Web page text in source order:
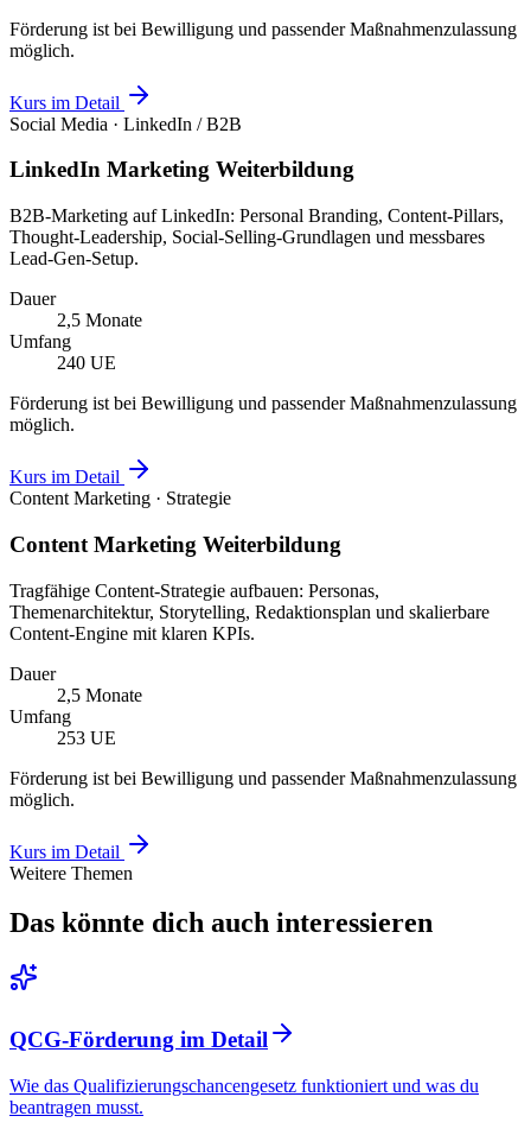
Förderung ist bei Bewilligung und passender Maßnahmenzulassung
möglich.
Kurs im Detail
Social Media · LinkedIn / B2B
LinkedIn Marketing Weiterbildung
B2B-Marketing auf LinkedIn: Personal Branding, Content-Pillars,
Thought-Leadership, Social-Selling-Grundlagen und messbares
Lead-Gen-Setup.
Dauer
2,5 Monate
Umfang
240 UE
Förderung ist bei Bewilligung und passender Maßnahmenzulassung
möglich.
Kurs im Detail
Content Marketing · Strategie
Content Marketing Weiterbildung
Tragfähige Content-Strategie aufbauen: Personas,
Themenarchitektur, Storytelling, Redaktionsplan und skalierbare
Content-Engine mit klaren KPIs.
Dauer
2,5 Monate
Umfang
253 UE
Förderung ist bei Bewilligung und passender Maßnahmenzulassung
möglich.
Kurs im Detail
Weitere Themen
Das könnte dich auch interessieren
QCG-Förderung im Detail
Wie das Qualifizierungschancengesetz funktioniert und was du
beantragen musst.